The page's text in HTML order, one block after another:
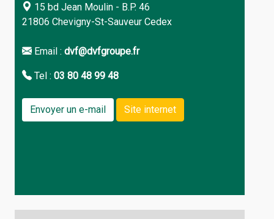
15 bd Jean Moulin - B.P. 46
21806 Chevigny-St-Sauveur Cedex
Email : dvf@dvfgroupe.fr
Tel : 03 80 48 99 48
Envoyer un e-mail Site internet